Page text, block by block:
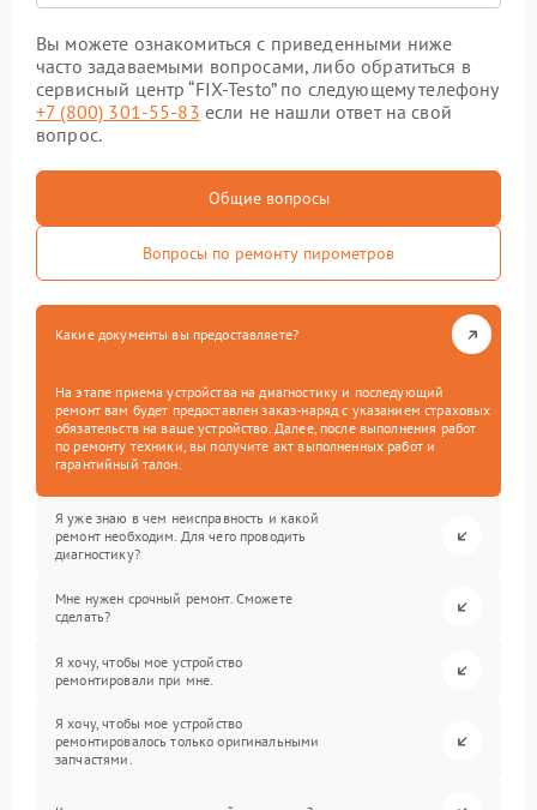
Вы можете ознакомиться с приведенными ниже
часто задаваемыми вопросами, либо обратиться в
сервисный центр “FIX-Testo” по следующему телефону
+7 (800) 301-55-83 если не нашли ответ на свой
вопрос.
Общие вопросы
Вопросы по ремонту пирометров
Какие документы вы предоставляете?
На этапе приема устройства на диагностику и последующий
ремонт вам будет предоставлен заказ-наряд с указанием страховых
обязательств на ваше устройство. Далее, после выполнения работ
по ремонту техники, вы получите акт выполненных работ и
гарантийный талон.
Я уже знаю в чем неисправность и какой
ремонт необходим. Для чего проводить
диагностику?
Мне нужен срочный ремонт. Сможете
сделать?
Я хочу, чтобы мое устройство
ремонтировали при мне.
Я хочу, чтобы мое устройство
ремонтировалось только оригинальными
запчастями.